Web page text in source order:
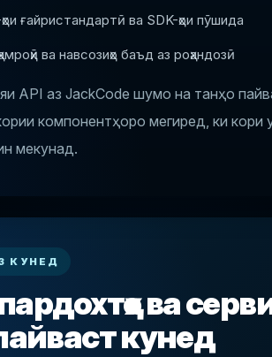
ғайристандартӣ ва SDK-ҳои пӯшида
ва навсозиҳо баъд аз роҳандозӣ
API аз JackCode шумо на танҳо
компонентҳоро мегиред, ки
мекунад.
КУНЕД
пардохтҳо ва
кунед